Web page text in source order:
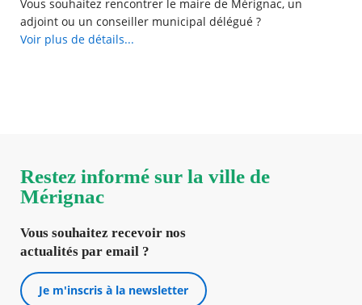
Vous souhaitez rencontrer le maire de Mérignac, un
adjoint ou un conseiller municipal délégué ?
La Ville de Mérignac met à votre disposition une demande
Voir plus de détails...
Restez informé sur la ville de
Mérignac
Vous souhaitez recevoir nos
actualités par email ?
Je m'inscris à la newsletter